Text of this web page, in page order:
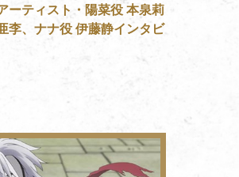
ーティスト・陽菜役 本泉莉
李、ナナ役 伊藤静インタビ